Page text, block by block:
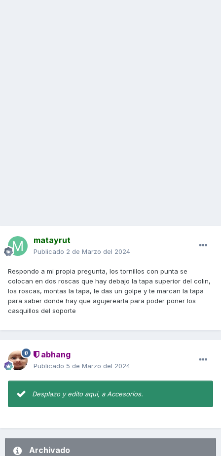
matayrut
Publicado 2 de Marzo del 2024
Respondo a mi propia pregunta, los tornillos con punta se
colocan en dos roscas que hay debajo la tapa superior del colin,
los roscas, montas la tapa, le das un golpe y te marcan la tapa
para saber donde hay que agujerearla para poder poner los
casquillos del soporte
abhang
Publicado 5 de Marzo del 2024
Desplazo y edito aqui, a Accesorios.
Archivado